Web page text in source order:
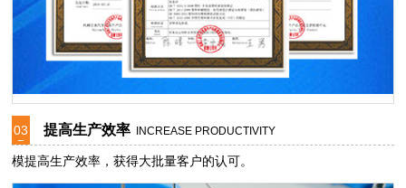
03 提高生产效率 INCREASE PRODUCTIVITY
模提高生产效率，获得大批量客户的认可。